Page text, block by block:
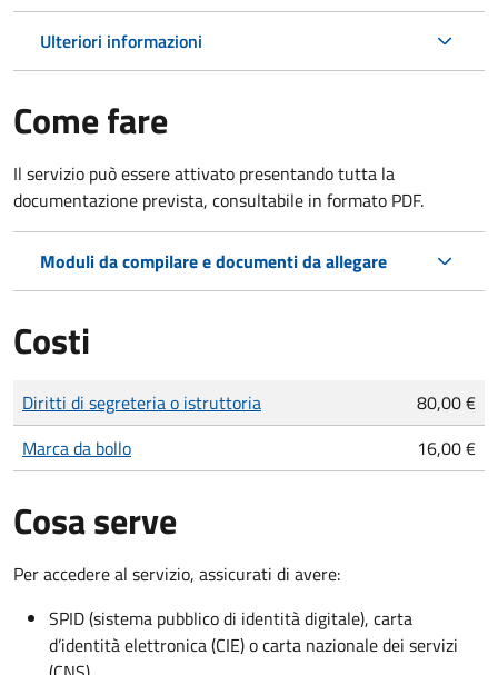
Ulteriori informazioni
Come fare
Il servizio può essere attivato presentando tutta la
documentazione prevista, consultabile in formato PDF.
Moduli da compilare e documenti da allegare
Costi
Tipo di pagamento
Importo
Diritti di segreteria o istruttoria
80,00 €
Marca da bollo
16,00 €
Cosa serve
Per accedere al servizio, assicurati di avere:
SPID (sistema pubblico di identità digitale), carta
d’identità elettronica (CIE) o carta nazionale dei servizi